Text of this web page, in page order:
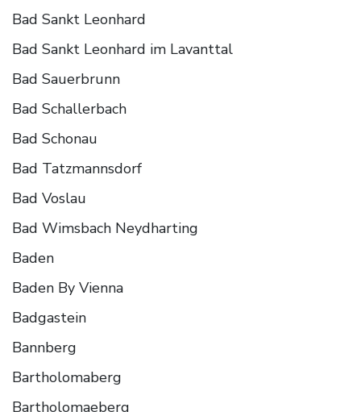
Bad Sankt Leonhard
Bad Sankt Leonhard im Lavanttal
Bad Sauerbrunn
Bad Schallerbach
Bad Schonau
Bad Tatzmannsdorf
Bad Voslau
Bad Wimsbach Neydharting
Baden
Baden By Vienna
Badgastein
Bannberg
Bartholomaberg
Bartholomaeberg